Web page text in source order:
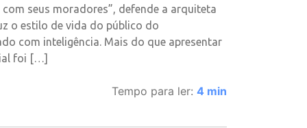
seus moradores”, defende a arquiteta
o estilo de vida do público do
com inteligência. Mais do que apresentar
foi […]
Tempo para ler: 4 min